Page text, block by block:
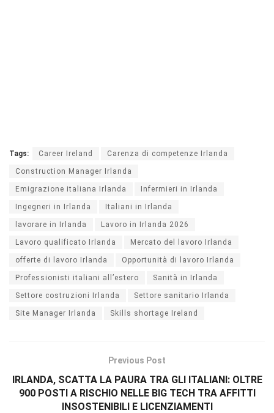
Tags: Career Ireland Carenza di competenze Irlanda
Construction Manager Irlanda
Emigrazione italiana Irlanda Infermieri in Irlanda
Ingegneri in Irlanda Italiani in Irlanda
lavorare in Irlanda Lavoro in Irlanda 2026
Lavoro qualificato Irlanda Mercato del lavoro Irlanda
offerte di lavoro Irlanda Opportunità di lavoro Irlanda
Professionisti italiani all’estero Sanità in Irlanda
Settore costruzioni Irlanda Settore sanitario Irlanda
Site Manager Irlanda Skills shortage Ireland
Previous Post
IRLANDA, SCATTA LA PAURA TRA GLI ITALIANI: OLTRE
900 POSTI A RISCHIO NELLE BIG TECH TRA AFFITTI
INSOSTENIBILI E LICENZIAMENTI